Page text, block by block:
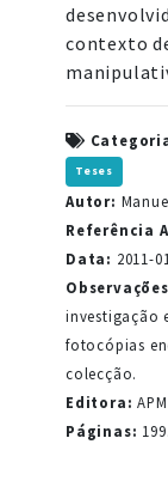
contexto
Teses
Autor:
Referência
Data: 2011-
investigação
fotocópias
colecção.
Editora: APM
Páginas: